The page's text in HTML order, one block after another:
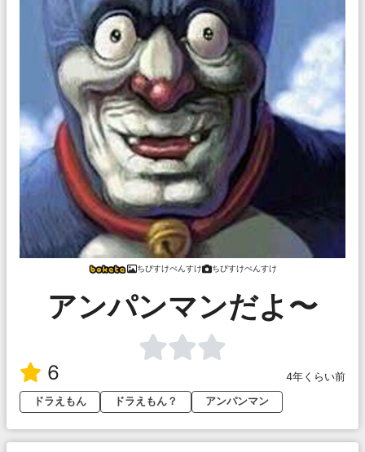
ちびすけぺんすけ ちびすけぺんすけ
アンパンマンだよ〜
6
4年くらい前
ドラえもん
ドラえもん？ アンパンマン